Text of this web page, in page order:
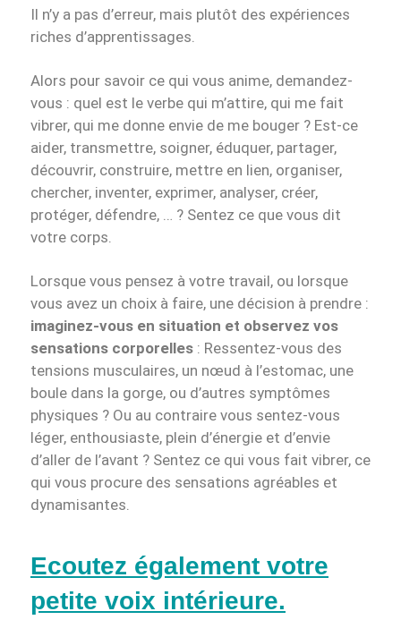
Il n’y a pas d’erreur, mais plutôt des expériences
riches d’apprentissages.
Alors pour savoir ce qui vous anime, demandez-
vous : quel est le verbe qui m’attire, qui me fait
vibrer, qui me donne envie de me bouger ? Est-ce
aider, transmettre, soigner, éduquer, partager,
découvrir, construire, mettre en lien, organiser,
chercher, inventer, exprimer, analyser, créer,
protéger, défendre, … ? Sentez ce que vous dit
votre corps.
Lorsque vous pensez à votre travail, ou lorsque
vous avez un choix à faire, une décision à prendre :
imaginez-vous en situation et observez vos
sensations corporelles : Ressentez-vous des
tensions musculaires, un nœud à l’estomac, une
boule dans la gorge, ou d’autres symptômes
physiques ? Ou au contraire vous sentez-vous
léger, enthousiaste, plein d’énergie et d’envie
d’aller de l’avant ? Sentez ce qui vous fait vibrer, ce
qui vous procure des sensations agréables et
dynamisantes.
Ecoutez également votre
petite voix intérieure.